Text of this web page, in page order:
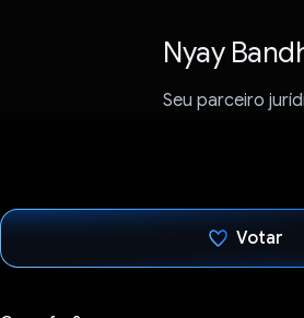
Nyay
Seu parceiro
Votar